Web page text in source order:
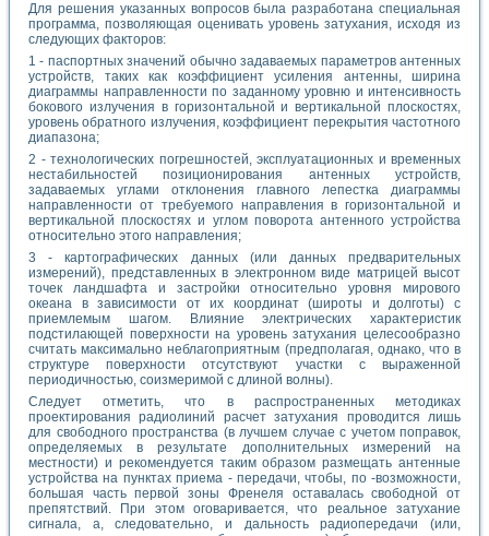
Для решения указанных вопросов была разработана специальная
программа, позволяющая оценивать уровень затухания, исходя из
следующих факторов:
1 - паспортных значений обычно задаваемых параметров антенных
устройств, таких как коэффициент усиления антенны, ширина
диаграммы направленности по заданному уровню и интенсивность
бокового излучения в горизонтальной и вертикальной плоскостях,
уровень обратного излучения, коэффициент перекрытия частотного
диапазона;
2 - технологических погрешностей, эксплуатационных и временных
нестабильностей позиционирования антенных устройств,
задаваемых углами отклонения главного лепестка диаграммы
направленности от требуемого направления в горизонтальной и
вертикальной плоскостях и углом поворота антенного устройства
относительно этого направления;
3 - картографических данных (или данных предварительных
измерений), представленных в электронном виде матрицей высот
точек ландшафта и застройки относительно уровня мирового
океана в зависимости от их координат (широты и долготы) с
приемлемым шагом. Влияние электрических характеристик
подстилающей поверхности на уровень затухания целесообразно
считать максимально неблагоприятным (предполагая, однако, что в
структуре поверхности отсутствуют участки с выраженной
периодичностью, соизмеримой с длиной волны).
Следует отметить, что в распространенных методиках
проектирования радиолиний расчет затухания проводится лишь
для свободного пространства (в лучшем случае с учетом поправок,
определяемых в результате дополнительных измерений на
местности) и рекомендуется таким образом размещать антенные
устройства на пунктах приема - передачи, чтобы, по -возможности,
большая часть первой зоны Френеля оставалась свободной от
препятствий. При этом оговаривается, что реальное затухание
сигнала, а, следовательно, и дальность радиопередачи (или,